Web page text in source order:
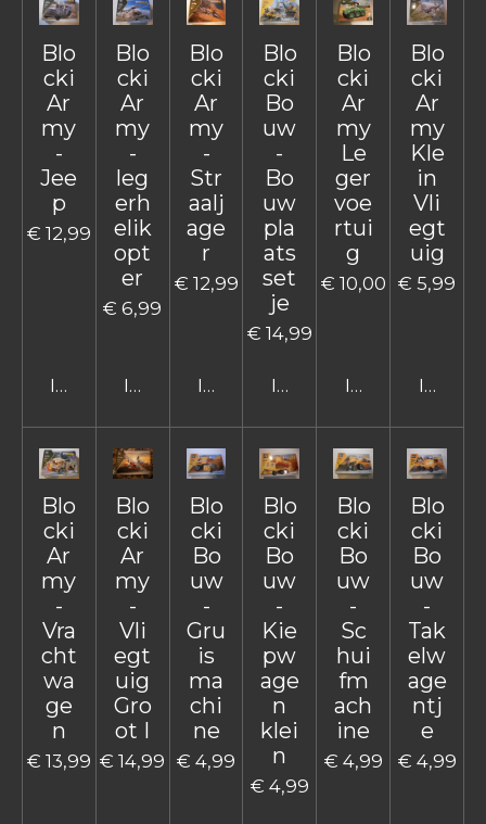
Blo
cki
Ar
my
-
Jee
p
€ 12,99
In winkelwagen
Blo
cki
Ar
my
-
leg
erh
elik
opt
er
€ 6,99
In winkelwagen
Blo
cki
Ar
my
-
Str
aalj
age
r
€ 12,99
In winkelwagen
Blo
cki
Bo
uw
-
Bo
uw
pla
ats
set
je
€ 14,99
In winkelwagen
Blo
cki
Ar
my
Le
ger
voe
rtui
g
€ 10,00
In
Blo
cki
Ar
my
Kle
in
Vli
egt
uig
€ 5,99
In
Blo
cki
Ar
my
-
Vra
cht
wa
ge
n
€ 13,99
Blo
cki
Ar
my
-
Vli
egt
uig
Gro
ot I
€ 14,99
Blo
cki
Bo
uw
-
Gru
is
ma
chi
ne
€ 4,99
Blo
cki
Bo
uw
-
Kie
pw
age
n
klei
n
€ 4,99
Blo
cki
Bo
uw
-
Sc
hui
fm
ach
ine
€ 4,99
Blo
cki
Bo
uw
-
Tak
elw
age
ntj
e
€ 4,99